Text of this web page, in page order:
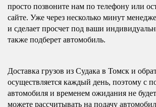
просто позвоните нам по телефону или
сайте. Уже через несколько минут
и сделает просчет под ваши
также подберет автомобиль.
Доставка грузов из Судака в Томск и
осуществляется каждый день, поэтому с
автомобиля и временем ожидания не
можете рассчитывать на подачу